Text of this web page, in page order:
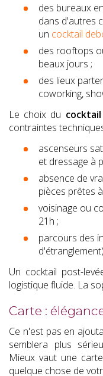
des bureaux
dans d'autres
un cocktail
des rooftops
beaux jours ;
des lieux
coworking,
Le choix du
contraintes
ascenseurs
et dressage à
absence de
pièces prêtes
voisinage ou
21h ;
parcours des
Un cocktail post-
logistique fluide. La
Carte :
Ce n'est pas en
semblera plus
Mieux vaut une
quelque chose de